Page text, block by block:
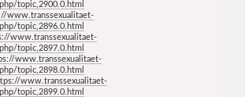
topic,2900.0.html
www.transsexualitaet-
topic,2896.0.html
www.transsexualitaet-
topic,2897.0.html
www.transsexualitaet-
topic,2898.0.html
www.transsexualitaet-
topic,2899.0.html